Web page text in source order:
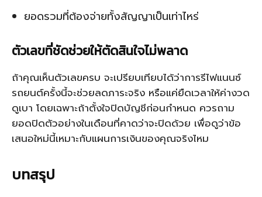
ยอดรวมที่ต้องจ่ายทั้งสัญญาเป็นเท่าไหร่
ตัวเลขที่ชัดช่วยให้ตัดสินใจไม่พลาด
ถ้าคุณเห็นตัวเลขครบ จะเปรียบเทียบได้ว่าการรีไฟแนนซ์
รถยนต์ครั้งนี้จะช่วยลดภาระจริง หรือแค่ยืดเวลาให้ค่างวด
ดูเบา โดยเฉพาะถ้าตั้งใจปิดบัญชีก่อนกำหนด ควรถาม
ยอดปิดตัวอย่างในเดือนที่คาดว่าจะปิดด้วย เพื่อดูว่าข้อ
เสนอใหม่นี้เหมาะกับแผนการเงินของคุณจริงไหม
บทสรุป